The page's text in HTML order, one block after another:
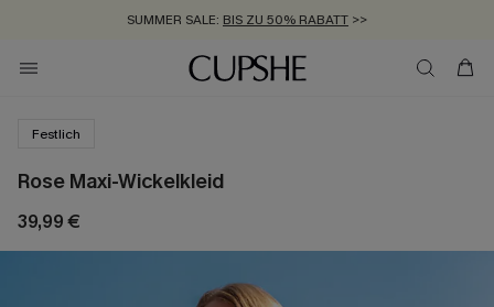
SUMMER SALE: BIS ZU 50% RABATT >>
ZUM NEWSLETTER:BIS ZU -20% EXTRA ERHALTEN
KOSTENLOSER VERSAND AB 89 €
Festlich
Rose Maxi-Wickelkleid
39,99 €